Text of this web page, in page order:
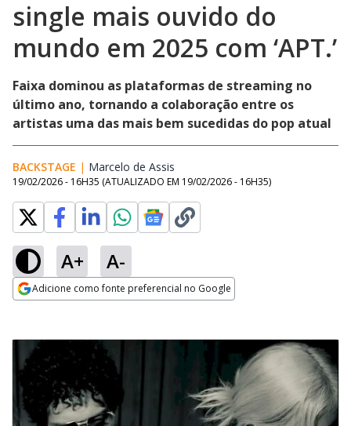
single mais ouvido do
mundo em 2025 com ‘APT.’
Faixa dominou as plataformas de streaming no
último ano, tornando a colaboração entre os
artistas uma das mais bem sucedidas do pop atual
BACKSTAGE | Marcelo de Assis
19/02/2026 - 16H35 (ATUALIZADO EM 19/02/2026 - 16H35)
A+ A-
Adicione como fonte preferencial no Google